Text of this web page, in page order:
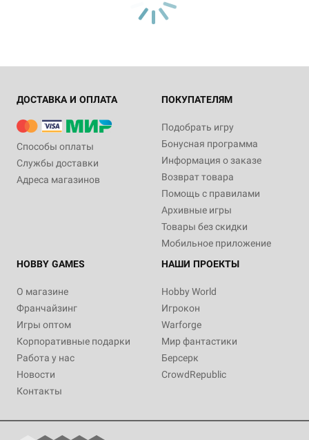
ДОСТАВКА И ОПЛАТА
Способы оплаты
Службы доставки
Адреса магазинов
ПОКУПАТЕЛЯМ
Подобрать игру
Бонусная программа
Информация о заказе
Возврат товара
Помощь с правилами
Архивные игры
Товары без скидки
Мобильное приложение
HOBBY GAMES
О магазине
Франчайзинг
Игры оптом
Корпоративные подарки
Работа у нас
Новости
Контакты
НАШИ ПРОЕКТЫ
Hobby World
Игрокон
Warforge
Мир фантастики
Берсерк
CrowdRepublic